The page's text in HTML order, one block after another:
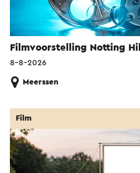
Filmvoorstelling Notting Hill
8-8-2026
Meerssen
Film